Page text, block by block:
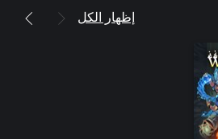
إظهار الكل